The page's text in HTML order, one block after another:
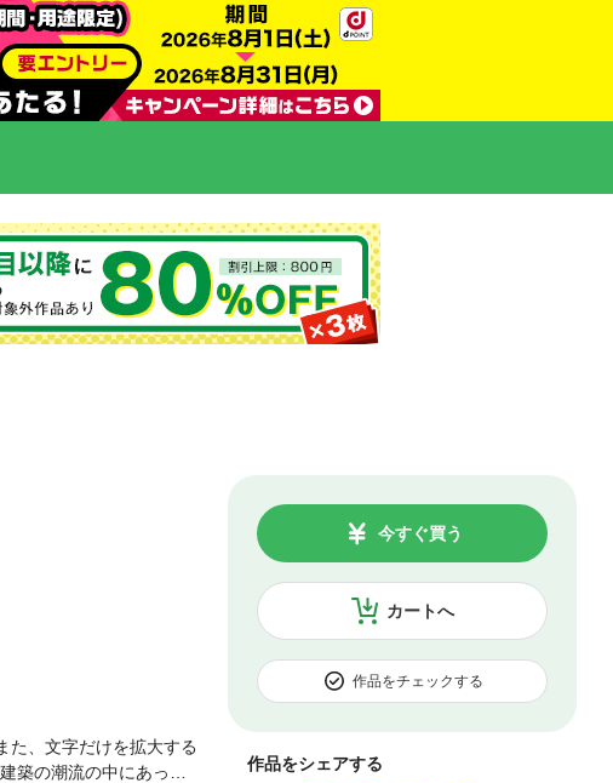
カートへ
今すぐ買う
作品をチェックする
作品をシェアする
た、文字だけを拡大する
築の潮流の中にあって